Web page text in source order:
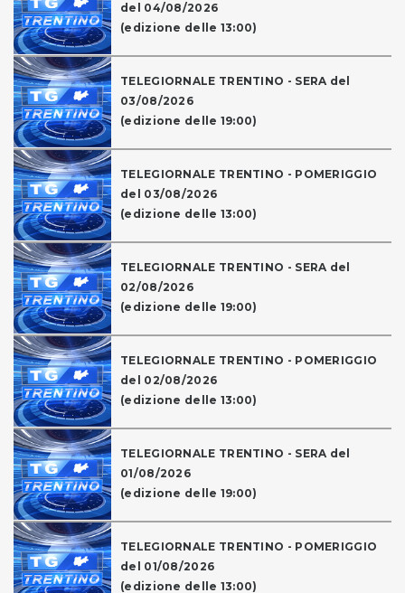
del 04/08/2026
(edizione delle 13:00)
TELEGIORNALE TRENTINO - SERA del
03/08/2026
(edizione delle 19:00)
TELEGIORNALE TRENTINO - POMERIGGIO
del 03/08/2026
(edizione delle 13:00)
TELEGIORNALE TRENTINO - SERA del
02/08/2026
(edizione delle 19:00)
TELEGIORNALE TRENTINO - POMERIGGIO
del 02/08/2026
(edizione delle 13:00)
TELEGIORNALE TRENTINO - SERA del
01/08/2026
(edizione delle 19:00)
TELEGIORNALE TRENTINO - POMERIGGIO
del 01/08/2026
(edizione delle 13:00)